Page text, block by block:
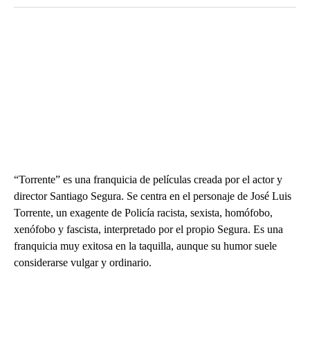
“Torrente” es una franquicia de películas creada por el actor y
director Santiago Segura. Se centra en el personaje de José Luis
Torrente, un exagente de Policía racista, sexista, homófobo,
xenófobo y fascista, interpretado por el propio Segura. Es una
franquicia muy exitosa en la taquilla, aunque su humor suele
considerarse vulgar y ordinario.